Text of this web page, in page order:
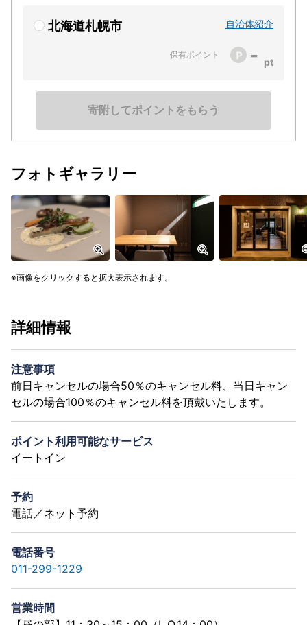
北海道札幌市 自治体紹介
保有ポイント -
寄附してポイントをもらう
フォトギャラリー
画像をクリックすると拡大表示されます。
詳細情報
注意事項
前日キャンセルの場合50％のキャンセル料、当日キャン
セルの場合100％のキャンセル料を頂戴いたします。
ポイント利用可能なサービス
イートイン
予約
電話／ネット予約
電話番号
011-299-1229
営業時間